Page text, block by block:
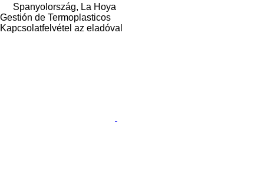
Spanyolország, La Hoya
Gestión de Termoplasticos
Kapcsolatfelvétel az eladóval